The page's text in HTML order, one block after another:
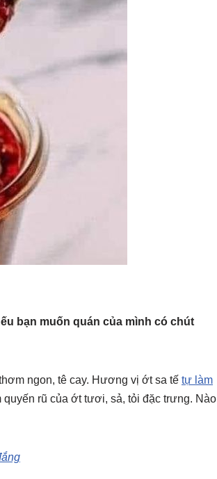
bạn muốn quán của mình có chút
ngon, tê cay. Hương vị ớt sa tế tự làm
rũ của ớt tươi, sả, tỏi đặc trưng. Nào